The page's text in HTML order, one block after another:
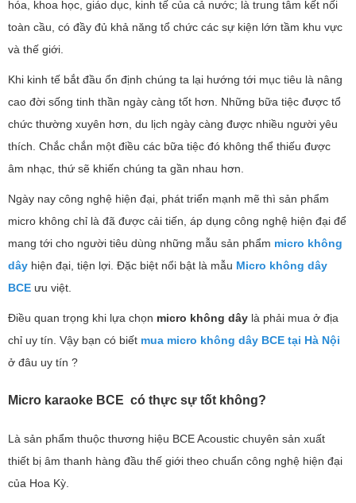
hóa, khoa học, giáo dục, kinh tế của cả nước; là trung tâm kết nối
toàn cầu, có đầy đủ khả năng tổ chức các sự kiện lớn tầm khu vực
và thế giới.
Khi kinh tế bắt đầu ổn định chúng ta lại hướng tới mục tiêu là nâng
cao đời sống tinh thần ngày càng tốt hơn. Những bữa tiệc được tổ
chức thường xuyên hơn, du lịch ngày càng được nhiều người yêu
thích. Chắc chắn một điều các bữa tiệc đó không thể thiếu được
âm nhạc, thứ sẽ khiến chúng ta gần nhau hơn.
Ngày nay công nghệ hiện đại, phát triển mạnh mẽ thì sản phẩm
micro không chỉ là đã được cải tiến, áp dụng công nghệ hiện đại để
mang tới cho người tiêu dùng những mẫu sản phẩm micro không
dây hiện đại, tiện lợi. Đặc biệt nổi bật là mẫu Micro không dây
BCE ưu việt.
Điều quan trọng khi lựa chọn micro không dây là phải mua ở địa
chỉ uy tín. Vậy bạn có biết mua micro không dây BCE tại Hà Nội
ở đâu uy tín ?
Micro karaoke BCE có thực sự tốt không?
Là sản phẩm thuộc thương hiệu BCE Acoustic chuyên sản xuất
thiết bị âm thanh hàng đầu thế giới theo chuẩn công nghệ hiện đại
của Hoa Kỳ.